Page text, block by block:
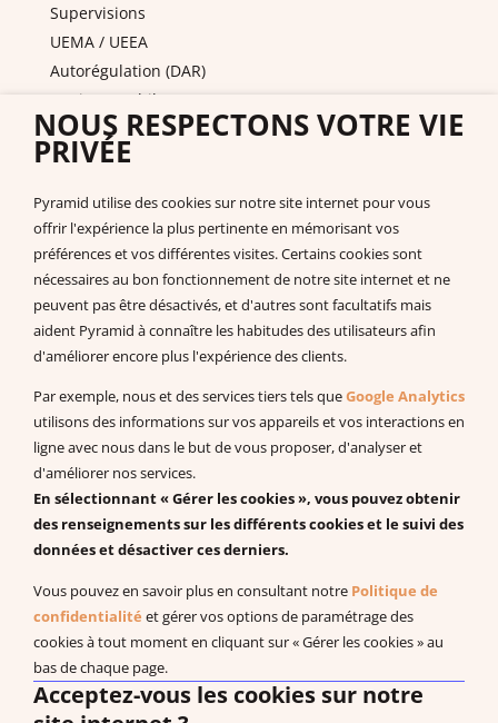
Supervisions
UEMA / UEEA
Autorégulation (DAR)
Equipes mobiles / PAS
DITEP et services de l'ASE
Nous contacter
+33 175432963
support@pecs-france.fr
Numéro de déclaration : 11940926794
SIRET : 444 268 320 000 41
La documentation
Documentation à télécharger
Vidéos
Programmes PDF
Recherches et publications scientifiques
EBP : Basé sur des données probantes
Livres à télécharger (en anglais)
Système de Communication par Echange d’Image®, PECS®,
Approche Pyramidale de l’Education : ABA Fonctionnelle sont les
marques enregistrées de Pyramid Educational Consultants, LLC.
Droit de rétractation
NOUS RESPECTONS VOTRE VIE
PRIVÉE
Pyramid utilise des cookies sur notre site internet pour vous
offrir l'expérience la plus pertinente en mémorisant vos
préférences et vos différentes visites. Certains cookies sont
nécessaires au bon fonctionnement de notre site internet et ne
peuvent pas être désactivés, et d'autres sont facultatifs mais
aident Pyramid à connaître les habitudes des utilisateurs afin
d'améliorer encore plus l'expérience des clients.
Par exemple, nous et des services tiers tels queGoogle Analytics
utilisons des informations sur vos appareils et vos interactions en
ligne avec nous dans le but de vous proposer, d'analyser et
d'améliorer nos services.
En sélectionnant « Gérer les cookies », vous pouvez obtenir
des renseignements sur les différents cookies et le suivi des
données et désactiver ces derniers.
Vous pouvez en savoir plus en consultant notre Politique de
confidentialité et gérer vos options de paramétrage des
cookies à tout moment en cliquant sur « Gérer les cookies » au
bas de chaque page.
Acceptez-vous les cookies sur notre